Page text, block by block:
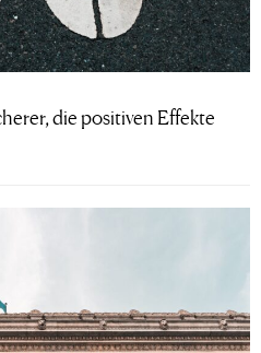
die positiven Effekte